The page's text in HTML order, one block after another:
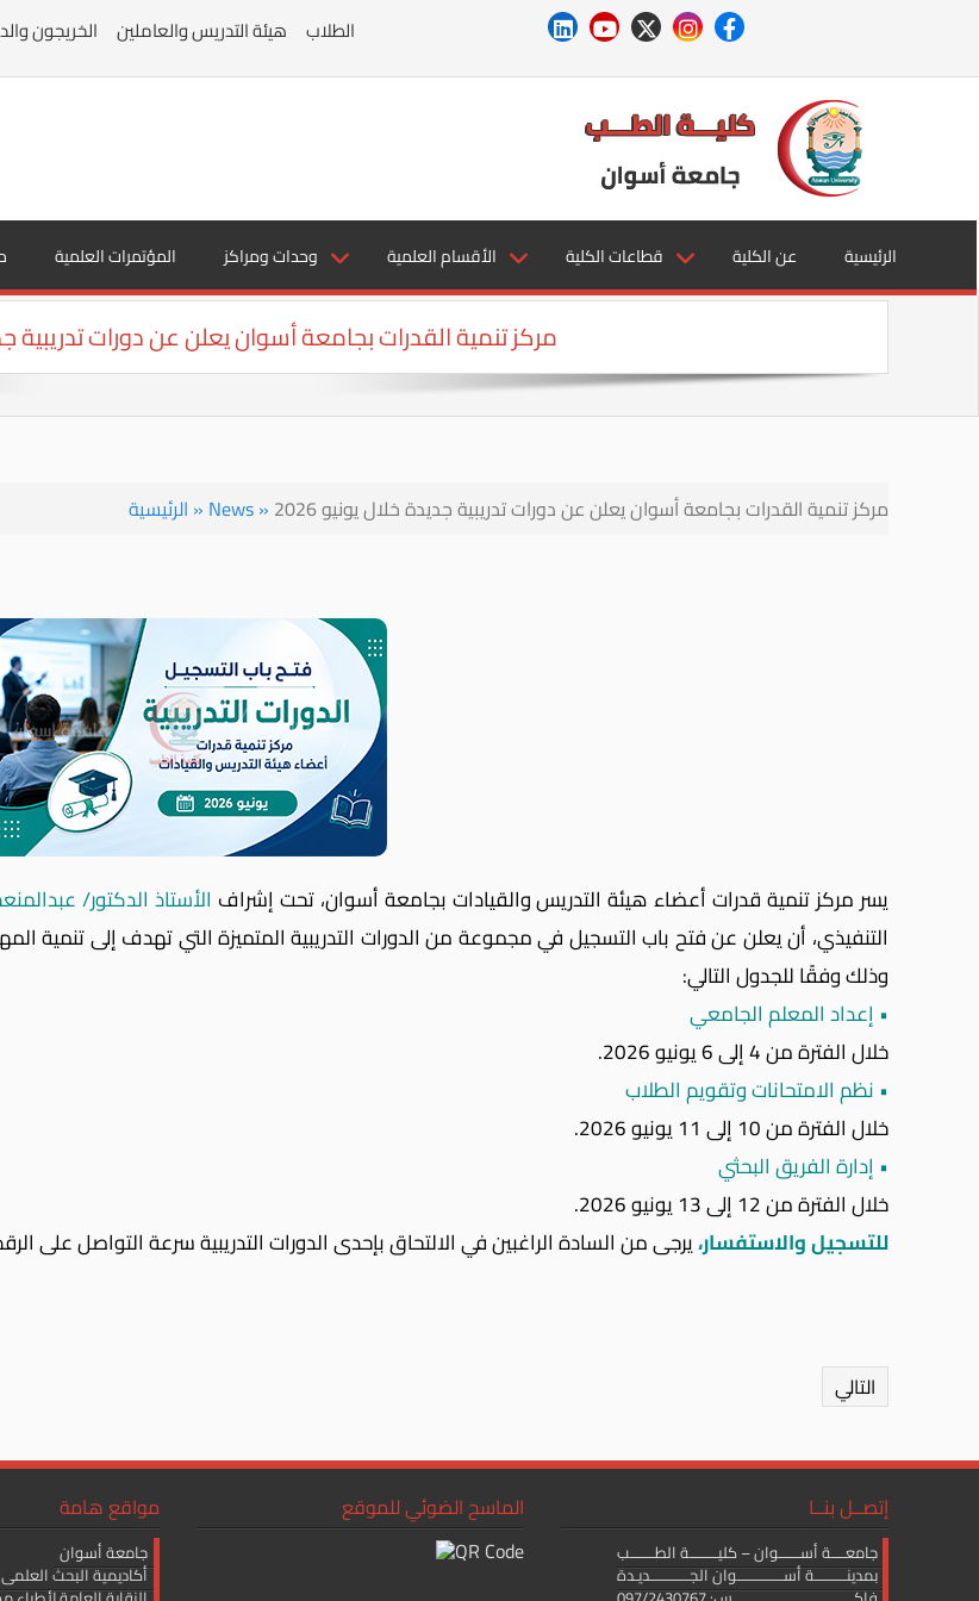
الخريجون هيئة التدريس والعاملين الطلاب
المؤتمرات العلمية وحدات ومراكز الأقسام العلمية قطاعات الكلية عن الكلية الرئيسية
مركز تنمية القدرات بجامعة أسوان يعلن عن دورات تدريبية
الرئيسية » News» مركز تنمية القدرات بجامعة أسوان يعلن عن دورات تدريبية جديدة خلال يونيو 2026
يسر مركز تنمية قدرات أعضاء هيئة التدريس والقيادات بجامعة أسوان، تحت إشراف الأستاذ الدكتور/
التنفيذي، أن يعلن عن فتح باب التسجيل في مجموعة من الدورات التدريبية المتميزة التي تهدف إلى تنمية
وذلك وفقًا للجدول التالي:
• إعداد المعلم الجامعي
خلال الفترة من 4 إلى 6 يونيو 2026.
• نظم الامتحانات وتقويم الطلاب
خلال الفترة من 10 إلى 11 يونيو 2026.
• إدارة الفريق البحثي
خلال الفترة من 12 إلى 13 يونيو 2026.
للتسجيل والاستفسار،يرجى من السادة الراغبين في الالتحاق بإحدى الدورات التدريبية سرعة التواصل على
التالي
مواقع هامة
جامعة أسوان
أكاديمية البحث العلمى
الماسح الضوئي للموقع إتصــل بنــا
جامعــــة أســــــوان – كليــــــــة الطـــــــب
بمدينـــــــــة أســـــــــــــوان الجـــــــــــديـدة